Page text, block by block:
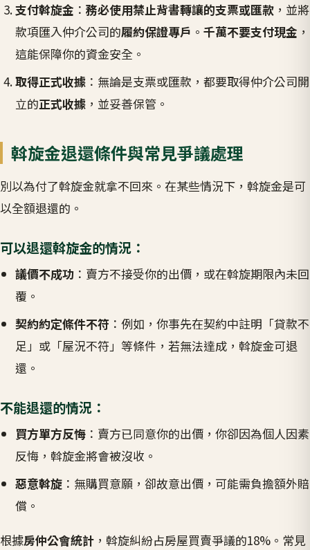
支付斡旋金 ：務必使用禁止背書轉讓的支票或匯款 ，並將
款項匯入仲介公司的履約保證專戶 。千萬不要支付現金 ，
這能保障你的資金安全。
取得正式收據 ：無論是支票或匯款，都要取得仲介公司開
立的正式收據 ，並妥善保管。
斡旋金退還條件與常見爭議處理
別以為付了斡旋金就拿不回來。在某些情況下，斡旋金是可
以全額退還的。
可以退還斡旋金的情況：
議價不成功 ：賣方不接受你的出價，或在斡旋期限內未回
覆。
契約約定條件不符 ：例如，你事先在契約中註明「貸款不
足」或「屋況不符」等條件，若無法達成，斡旋金可退
還。
不能退還的情況：
買方單方反悔 ：賣方已同意你的出價，你卻因為個人因素
反悔，斡旋金將會被沒收。
惡意斡旋 ：無購買意願，卻故意出價，可能需負擔額外賠
償。
根據房仲公會統計 ，斡旋糾紛占房屋買賣爭議的18%。常見